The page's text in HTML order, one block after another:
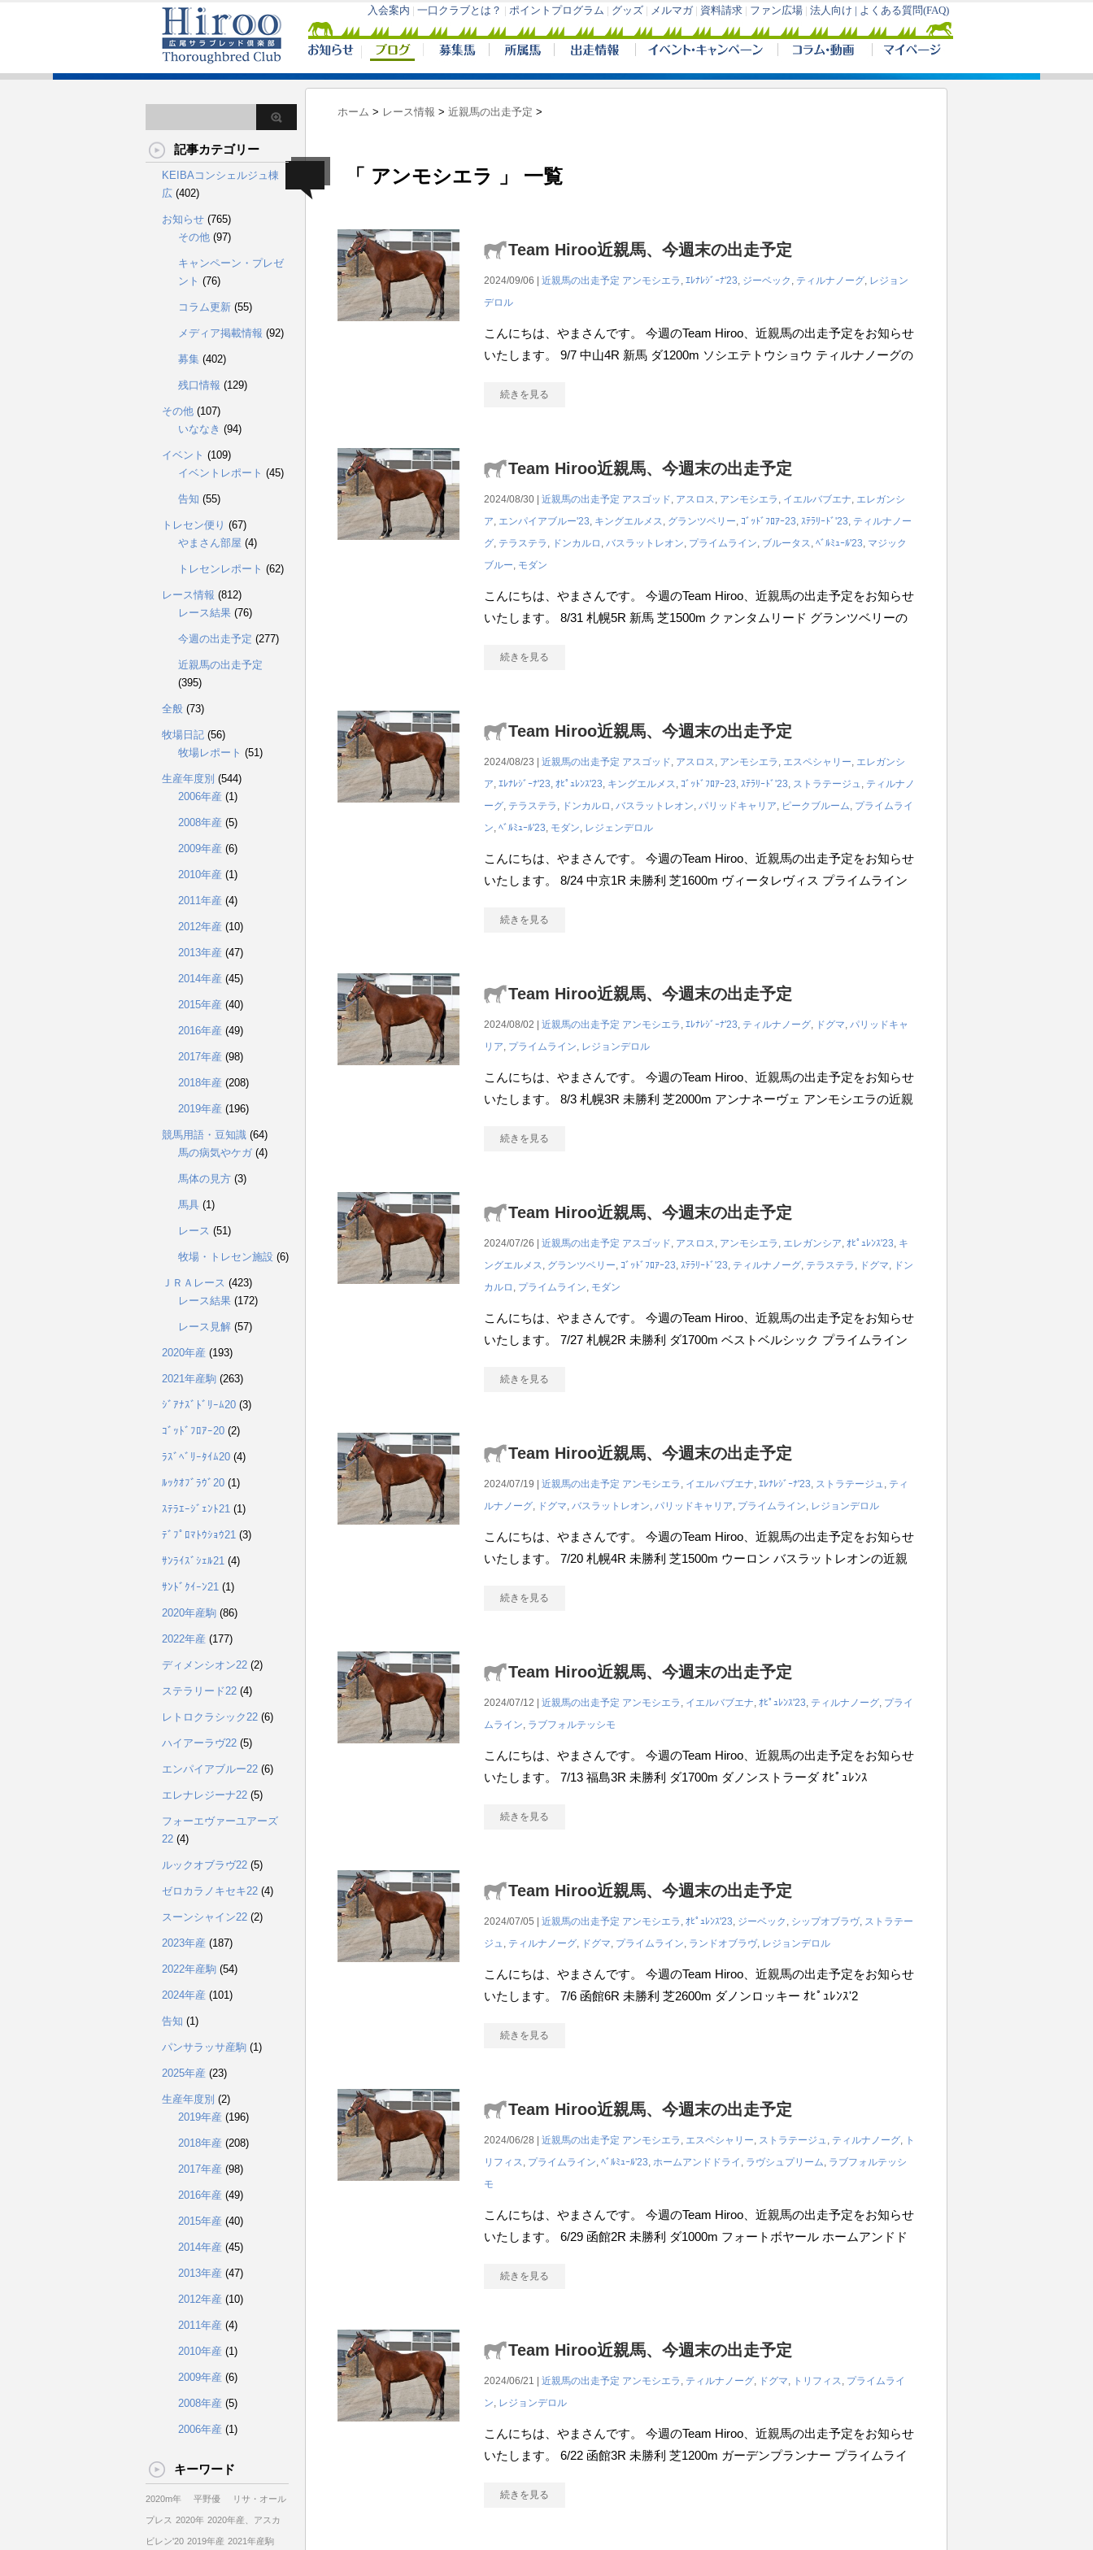
ホーム > レース情報 > 近親馬の出走予定 >
「 アンモシエラ 」 一覧
Team Hiroo近親馬、今週末の出走予定
2024/09/06 | 近親馬の出走予定 アンモシエラ , ｴﾚﾅﾚｼﾞｰﾅ'23, ジーベック , ティルナノーグ, レジョン
デロル
こんにちは、やまさんです。 今週のTeam Hiroo、近親馬の出走予定をお知らせ
いたします。 9/7 中山4R 新馬 ダ1200m ソシエテトウショウ ティルナノーグの
続きを見る
Team Hiroo近親馬、今週末の出走予定
2024/08/30 | 近親馬の出走予定 アスゴッド, アスロス, アンモシエラ , イエルバブエナ, エレガンシ
ア, エンパイアブルー'23, キングエルメス, グランツベリー, ｺﾞｯﾄﾞﾌﾛｱｰ23, ｽﾃﾗﾘｰﾄﾞ'23, ティルナノー
グ, テラステラ , ドンカルロ , バスラットレオン, プライムライン, ブルータス, ﾍﾞﾙﾐｭｰﾙ'23, マジック
ブルー, モダン
こんにちは、やまさんです。 今週のTeam Hiroo、近親馬の出走予定をお知らせ
いたします。 8/31 札幌5R 新馬 芝1500m クァンタムリード グランツベリーの
続きを見る
Team Hiroo近親馬、今週末の出走予定
2024/08/23 | 近親馬の出走予定 アスゴッド, アスロス, アンモシエラ , エスペシャリー, エレガンシ
ア, ｴﾚﾅﾚｼﾞｰﾅ'23, ｵﾋﾟｭﾚﾝｽ'23, キングエルメス, ｺﾞｯﾄﾞﾌﾛｱｰ23, ｽﾃﾗﾘｰﾄﾞ'23, ストラテージュ, ティルナノ
ーグ, テラステラ , ドンカルロ , バスラットレオン, パリッドキャリア, ピークブルーム, プライムライ
ン, ﾍﾞﾙﾐｭｰﾙ'23, モダン, レジェンデロル
こんにちは、やまさんです。 今週のTeam Hiroo、近親馬の出走予定をお知らせ
いたします。 8/24 中京1R 未勝利 芝1600m ヴィータレヴィス プライムライン
続きを見る
Team Hiroo近親馬、今週末の出走予定
2024/08/02 | 近親馬の出走予定 アンモシエラ , ｴﾚﾅﾚｼﾞｰﾅ'23, ティルナノーグ, ドグマ, パリッドキャ
リア, プライムライン, レジョンデロル
こんにちは、やまさんです。 今週のTeam Hiroo、近親馬の出走予定をお知らせ
いたします。 8/3 札幌3R 未勝利 芝2000m アンナネーヴェ アンモシエラの近親
続きを見る
Team Hiroo近親馬、今週末の出走予定
2024/07/26 | 近親馬の出走予定 アスゴッド, アスロス, アンモシエラ , エレガンシア, ｵﾋﾟｭﾚﾝｽ'23, キ
ングエルメス, グランツベリー, ｺﾞｯﾄﾞﾌﾛｱｰ23, ｽﾃﾗﾘｰﾄﾞ'23, ティルナノーグ, テラステラ , ドグマ, ドン
カルロ , プライムライン, モダン
こんにちは、やまさんです。 今週のTeam Hiroo、近親馬の出走予定をお知らせ
いたします。 7/27 札幌2R 未勝利 ダ1700m ベストベルシック プライムライン
続きを見る
Team Hiroo近親馬、今週末の出走予定
2024/07/19 | 近親馬の出走予定 アンモシエラ , イエルバブエナ, ｴﾚﾅﾚｼﾞｰﾅ'23, ストラテージュ, ティ
ルナノーグ, ドグマ, バスラットレオン, パリッドキャリア, プライムライン, レジョンデロル
こんにちは、やまさんです。 今週のTeam Hiroo、近親馬の出走予定をお知らせ
いたします。 7/20 札幌4R 未勝利 芝1500m ウーロン バスラットレオンの近親
続きを見る
Team Hiroo近親馬、今週末の出走予定
2024/07/12 | 近親馬の出走予定 アンモシエラ , イエルバブエナ, ｵﾋﾟｭﾚﾝｽ'23, ティルナノーグ, プライ
ムライン, ラブフォルテッシモ
こんにちは、やまさんです。 今週のTeam Hiroo、近親馬の出走予定をお知らせ
いたします。 7/13 福島3R 未勝利 ダ1700m ダノンストラーダ ｵﾋﾟｭﾚﾝｽ
続きを見る
Team Hiroo近親馬、今週末の出走予定
2024/07/05 | 近親馬の出走予定 アンモシエラ , ｵﾋﾟｭﾚﾝｽ'23, ジーベック , シップオブラヴ, ストラテー
ジュ, ティルナノーグ, ドグマ, プライムライン, ランドオブラヴ, レジョンデロル
こんにちは、やまさんです。 今週のTeam Hiroo、近親馬の出走予定をお知らせ
いたします。 7/6 函館6R 未勝利 芝2600m ダノンロッキー ｵﾋﾟｭﾚﾝｽ'2
続きを見る
Team Hiroo近親馬、今週末の出走予定
2024/06/28 | 近親馬の出走予定 アンモシエラ , エスペシャリー, ストラテージュ, ティルナノーグ, ト
リフィス, プライムライン, ﾍﾞﾙﾐｭｰﾙ'23, ホームアンドドライ , ラヴシュプリーム, ラブフォルテッシ
モ
こんにちは、やまさんです。 今週のTeam Hiroo、近親馬の出走予定をお知らせ
いたします。 6/29 函館2R 未勝利 ダ1000m フォートボヤール ホームアンドド
続きを見る
Team Hiroo近親馬、今週末の出走予定
2024/06/21 | 近親馬の出走予定 アンモシエラ , ティルナノーグ, ドグマ, トリフィス, プライムライ
ン, レジョンデロル
こんにちは、やまさんです。 今週のTeam Hiroo、近親馬の出走予定をお知らせ
いたします。 6/22 函館3R 未勝利 芝1200m ガーデンプランナー プライムライ
続きを見る
記事カテゴリー
KEIBAコンシェルジュ棟
広 (402)
お知らせ (765)
その他 (97)
キャンペーン・プレゼ
ント (76)
コラム更新 (55)
メディア掲載情報 (92)
募集 (402)
残口情報 (129)
その他 (107)
いななき (94)
イベント (109)
イベントレポート (45)
告知 (55)
トレセン便り (67)
やまさん部屋 (4)
トレセンレポート (62)
レース情報 (812)
レース結果 (76)
今週の出走予定 (277)
近親馬の出走予定
(395)
全般 (73)
牧場日記 (56)
牧場レポート (51)
生産年度別 (544)
2006年産 (1)
2008年産 (5)
2009年産 (6)
2010年産 (1)
2011年産 (4)
2012年産 (10)
2013年産 (47)
2014年産 (45)
2015年産 (40)
2016年産 (49)
2017年産 (98)
2018年産 (208)
2019年産 (196)
競馬用語・豆知識 (64)
馬の病気やケガ (4)
馬体の見方 (3)
馬具 (1)
レース (51)
牧場・トレセン施設 (6)
ＪＲＡレース (423)
レース結果 (172)
レース見解 (57)
2020年産 (193)
2021年産駒 (263)
ｼﾞｱﾅｽﾞﾄﾞﾘｰﾑ20 (3)
ｺﾞｯﾄﾞﾌﾛｱｰ20 (2)
ﾗｽﾞﾍﾞﾘｰﾀｲﾑ20 (4)
ﾙｯｸｵﾌﾞﾗｳﾞ20 (1)
ｽﾃﾗｴｰｼﾞｪﾝﾄ21 (1)
ﾃﾞﾌﾟﾛﾏﾄｳｼｮｳ21 (3)
ｻﾝﾗｲｽﾞｼｪﾙ21 (4)
ｻﾝﾄﾞｸｲｰﾝ21 (1)
2020年産駒 (86)
2022年産 (177)
ディメンシオン22 (2)
ステラリード22 (4)
レトロクラシック22 (6)
ハイアーラヴ22 (5)
エンパイアブルー22 (6)
エレナレジーナ22 (5)
フォーエヴァーユアーズ
22 (4)
ルックオブラヴ22 (5)
ゼロカラノキセキ22 (4)
スーンシャイン22 (2)
2023年産 (187)
2022年産駒 (54)
2024年産 (101)
告知 (1)
パンサラッサ産駒 (1)
2025年産 (23)
生産年度別 (2)
2019年産 (196)
2018年産 (208)
2017年産 (98)
2016年産 (49)
2015年産 (40)
2014年産 (45)
2013年産 (47)
2012年産 (10)
2011年産 (4)
2010年産 (1)
2009年産 (6)
2008年産 (5)
2006年産 (1)
キーワード
2020m年 平野優 リサ・オール
プレス 2020年 2020年産、アスカ
ビレン'20 2019年産 2021年産駒